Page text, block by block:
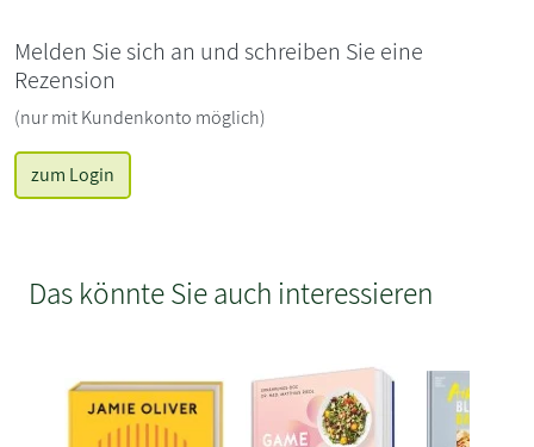
Melden Sie sich an und schreiben Sie eine
Rezension
(nur mit Kundenkonto möglich)
zum Login
Das könnte Sie auch interessieren